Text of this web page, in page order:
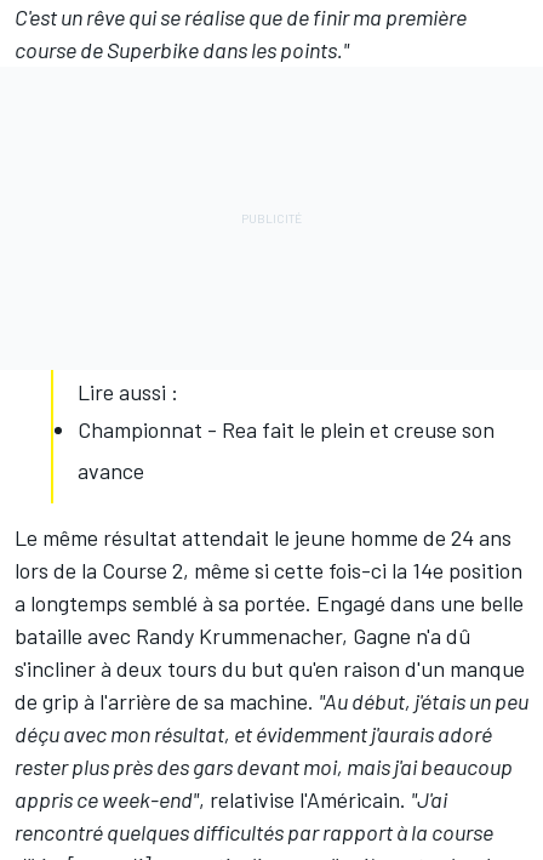
C'est un rêve qui se réalise que de finir ma première
course de Superbike dans les points."
Lire aussi :
Championnat - Rea fait le plein et creuse son
avance
Le même résultat attendait le jeune homme de 24 ans
lors de la Course 2, même si cette fois-ci la 14e position
a longtemps semblé à sa portée. Engagé dans une belle
bataille avec Randy Krummenacher, Gagne n'a dû
s'incliner à deux tours du but qu'en raison d'un manque
de grip à l'arrière de sa machine. "Au début, j'étais un peu
déçu avec mon résultat, et évidemment j'aurais adoré
rester plus près des gars devant moi, mais j'ai beaucoup
appris ce week-end", relativise l'Américain. "J'ai
rencontré quelques difficultés par rapport à la course